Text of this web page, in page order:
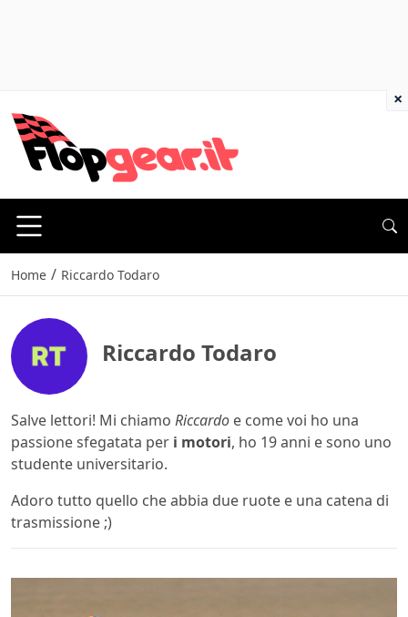
Home / Riccardo Todaro
Riccardo Todaro
Salve lettori! Mi chiamo Riccardo e come voi ho una
passione sfegatata per i motori, ho 19 anni e sono uno
studente universitario.
Adoro tutto quello che abbia due ruote e una catena di
trasmissione ;)
×